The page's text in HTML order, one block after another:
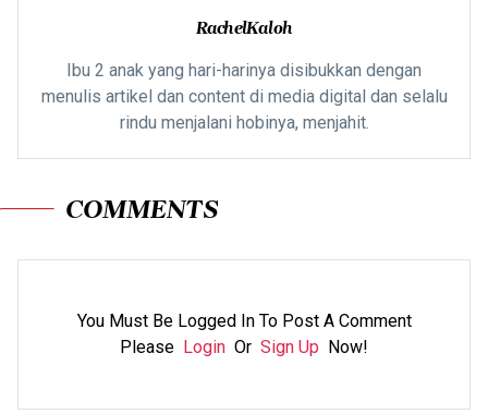
RachelKaloh
Ibu 2 anak yang hari-harinya disibukkan dengan
menulis artikel dan content di media digital dan selalu
rindu menjalani hobinya, menjahit.
COMMENTS
You Must Be Logged In To Post A Comment
Please Login Or Sign Up Now!